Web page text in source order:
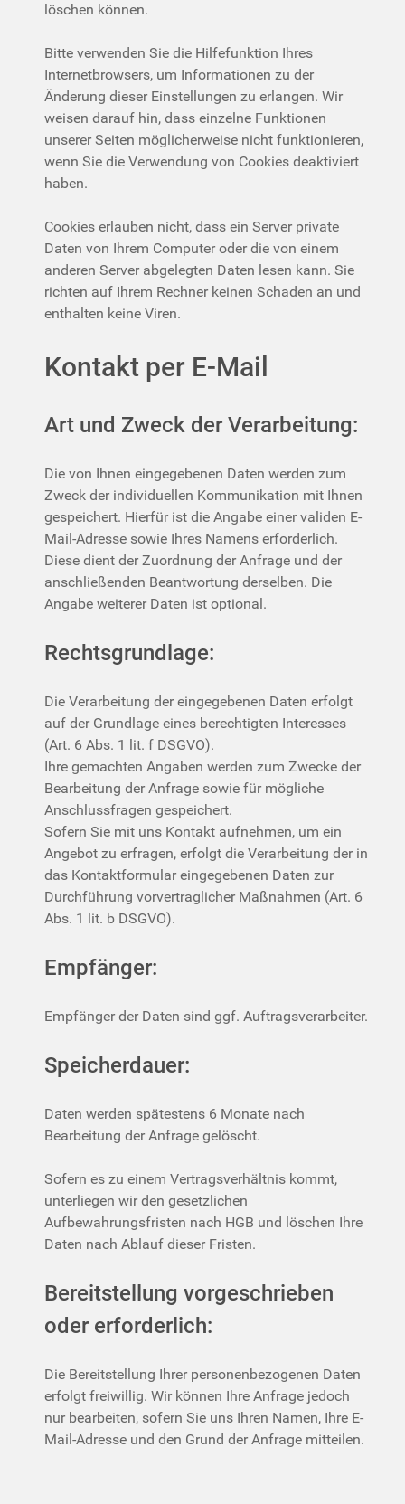
löschen können.
Bitte verwenden Sie die Hilfefunktion Ihres
Internetbrowsers, um Informationen zu der
Änderung dieser Einstellungen zu erlangen. Wir
weisen darauf hin, dass einzelne Funktionen
unserer Seiten möglicherweise nicht funktionieren,
wenn Sie die Verwendung von Cookies deaktiviert
haben.
Cookies erlauben nicht, dass ein Server private
Daten von Ihrem Computer oder die von einem
anderen Server abgelegten Daten lesen kann. Sie
richten auf Ihrem Rechner keinen Schaden an und
enthalten keine Viren.
Kontakt per E-Mail
Art und Zweck der Verarbeitung:
Die von Ihnen eingegebenen Daten werden zum
Zweck der individuellen Kommunikation mit Ihnen
gespeichert. Hierfür ist die Angabe einer validen E-
Mail-Adresse sowie Ihres Namens erforderlich.
Diese dient der Zuordnung der Anfrage und der
anschließenden Beantwortung derselben. Die
Angabe weiterer Daten ist optional.
Rechtsgrundlage:
Die Verarbeitung der eingegebenen Daten erfolgt
auf der Grundlage eines berechtigten Interesses
(Art. 6 Abs. 1 lit. f DSGVO).
Ihre gemachten Angaben werden zum Zwecke der
Bearbeitung der Anfrage sowie für mögliche
Anschlussfragen gespeichert.
Sofern Sie mit uns Kontakt aufnehmen, um ein
Angebot zu erfragen, erfolgt die Verarbeitung der in
das Kontaktformular eingegebenen Daten zur
Durchführung vorvertraglicher Maßnahmen (Art. 6
Abs. 1 lit. b DSGVO).
Empfänger:
Empfänger der Daten sind ggf. Auftragsverarbeiter.
Speicherdauer:
Daten werden spätestens 6 Monate nach
Bearbeitung der Anfrage gelöscht.
Sofern es zu einem Vertragsverhältnis kommt,
unterliegen wir den gesetzlichen
Aufbewahrungsfristen nach HGB und löschen Ihre
Daten nach Ablauf dieser Fristen.
Bereitstellung vorgeschrieben
oder erforderlich:
Die Bereitstellung Ihrer personenbezogenen Daten
erfolgt freiwillig. Wir können Ihre Anfrage jedoch
nur bearbeiten, sofern Sie uns Ihren Namen, Ihre E-
Mail-Adresse und den Grund der Anfrage mitteilen.